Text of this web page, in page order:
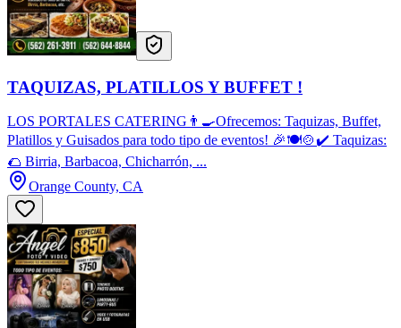
TAQUIZAS, PLATILLOS Y BUFFET !
LOS PORTALES CATERING👨‍🍳Ofrecemos: Taquizas, Buffet,
Platillos y Guisados para todo tipo de eventos! 🎉🍽️🍲✔️ Taquizas:
🌮 Birria, Barbacoa, Chicharrón, ...
Orange County, CA